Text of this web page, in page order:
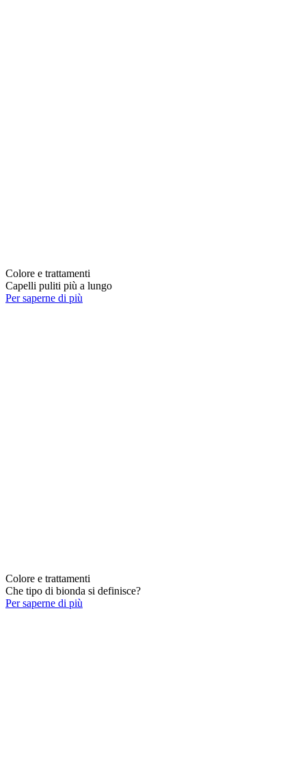
Colore e trattamenti
Capelli puliti più a lungo
Per saperne di più
Colore e trattamenti
Che tipo di bionda si definisce?
Per saperne di più